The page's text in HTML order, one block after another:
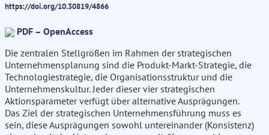
https://doi.org/10.30819/4866
PDF – OpenAccess
Die zentralen Stellgrößen im Rahmen der strategischen
Unternehmensplanung sind die Produkt-Markt-Strategie, die
Technologiestrategie, die Organisationsstruktur und die
Unternehmenskultur. Jeder dieser vier strategischen
Aktionsparameter verfügt über alternative Ausprägungen.
Das Ziel der strategischen Unternehmensführung muss es
sein, diese Ausprägungen sowohl untereinander (Konsistenz)